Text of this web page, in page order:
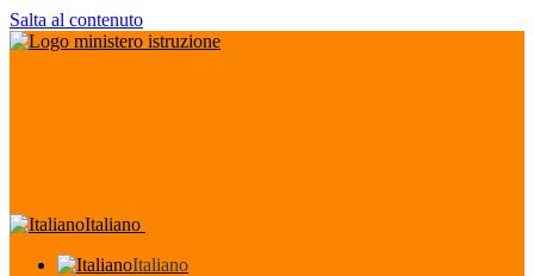
Salta al contenuto
Italiano
Italiano